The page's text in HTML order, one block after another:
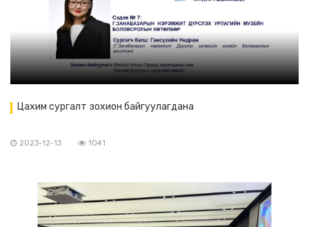
Цахим сургалт зохион байгуулагдана
2023-12-13 1041